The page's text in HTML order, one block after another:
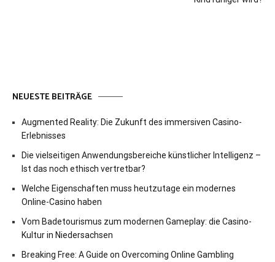
NEUESTE BEITRÄGE
Augmented Reality: Die Zukunft des immersiven Casino-
Erlebnisses
Die vielseitigen Anwendungsbereiche künstlicher Intelligenz –
Ist das noch ethisch vertretbar?
Welche Eigenschaften muss heutzutage ein modernes
Online-Casino haben
Vom Badetourismus zum modernen Gameplay: die Casino-
Kultur in Niedersachsen
Breaking Free: A Guide on Overcoming Online Gambling